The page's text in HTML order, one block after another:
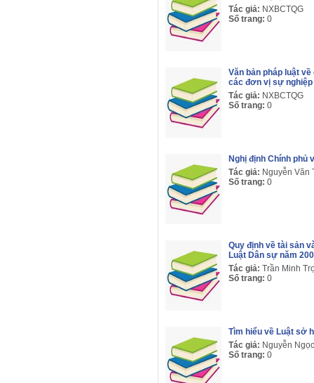
Tác giả: NXBCTQG
Số trang: 0
Văn bản pháp luật
các đơn vị sự nghiệp
Tác giả: NXBCTQG
Số trang: 0
Nghị định Chính phủ
Tác giả: Nguyễn Văn
Số trang: 0
Quy định về tài sản
Luật Dân sự năm
Tác giả: Trần Minh
Số trang: 0
Tìm hiểu về Luật sở
Tác giả: Nguyễn
Số trang: 0